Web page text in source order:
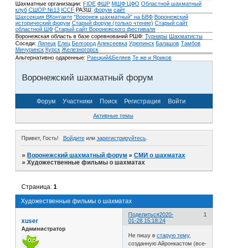
Шахматные организации: FIDE ФШР МШФ ЦФО Областной шахматный
клуб СШОР №13 ICCF РАЗШ: форум сайт
Шахсекция ВКонтакте "Воронеж шахматный" на БВФ Воронежский
исторический форум Cтарый форум (только чтение) Старый сайт
областной ШФ Старый сайт Воронежского фестиваля
Воронежская область в базе соревнований РШФ: Турниры Шахматисты
Соседи: Липецк Елец Белгород Алексеевка Урюпинск Балашов Тамбов
Мичуринск Курск Железногорск
Альтернативно одаренные: Раецкий&Беляев Те же и Яриков
Воронежский шахматный форум
Форум Участники Поиск Регистрация Войти
Активные темы
Привет, Гость! Войдитеили зарегистрируйтесь.
»Воронежский шахматный форум »СМИ о шахматах
»Художественные фильмы о шахматах
Художественные фильмы о шахматах
Страница:1
Поделиться 1
2020-
01-28 15:18:24
xuser
Администратор
Не пишу встарую тему,
созданную Айронкастом (все-